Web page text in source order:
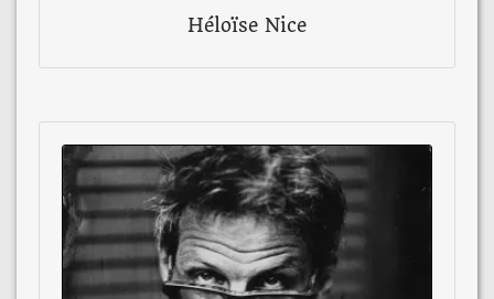
Héloïse Nice